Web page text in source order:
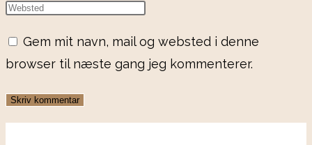
Gem mit navn, mail og websted i denne
browser til næste gang jeg kommenterer.